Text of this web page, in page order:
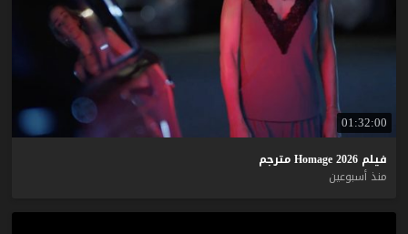
01:32:00
فيلم Homage 2026
مترجم
منذ أسبوعين